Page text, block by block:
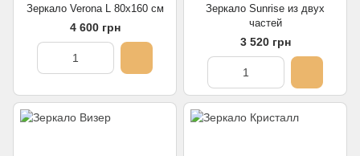
Зеркало Verona L 80х160 см
4 600 грн
Зеркало Sunrise из двух
частей
3 520 грн